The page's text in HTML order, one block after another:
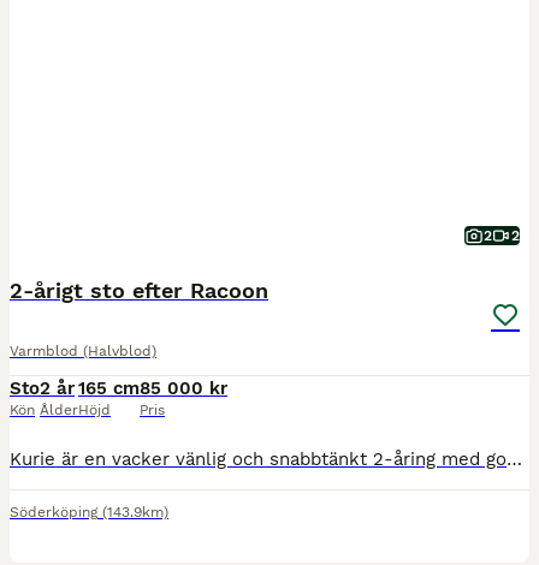
2 2
2-årigt sto efter Racoon
Varmblod (Halvblod)
Sto
Kön
2 år
Ålder
165 cm
Höjd
85 000 kr
Pris
Kurie är en vacker vänlig och snabbtänkt 2-åring med god utvecklingspotential. Uppvuxen på lösdrift. Mamma med härlig ridbarhet, tävlad i dressyr och lättare fälttävlan. Kurie är i dagsläget ca 160 c
Söderköping (143.9km)